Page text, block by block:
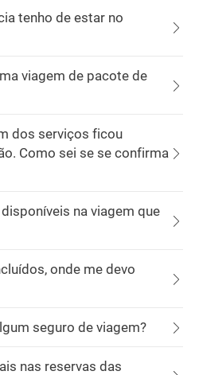
tenho de estar no
viagem de pacote de
dos serviços ficou
Como sei se se confirma
na viagem que
onde me devo
seguro de viagem?
nas reservas das